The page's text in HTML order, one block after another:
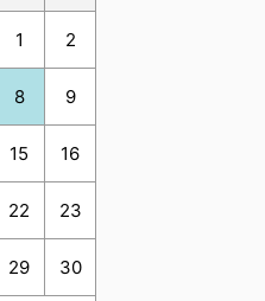
1 2
8 9
15 16
22 23
29 30